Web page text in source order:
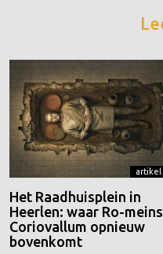
artikel
Het Raadhuisplein in
Heerlen: waar Ro-meins
Coriovallum opnieuw
bovenkomt